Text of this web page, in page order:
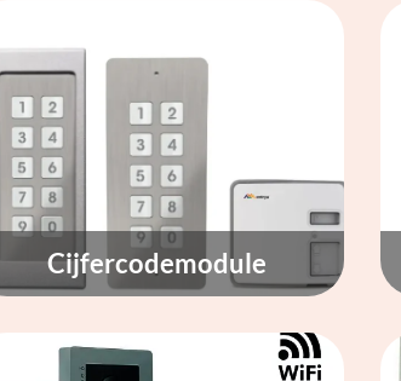
Cijfercodemodule